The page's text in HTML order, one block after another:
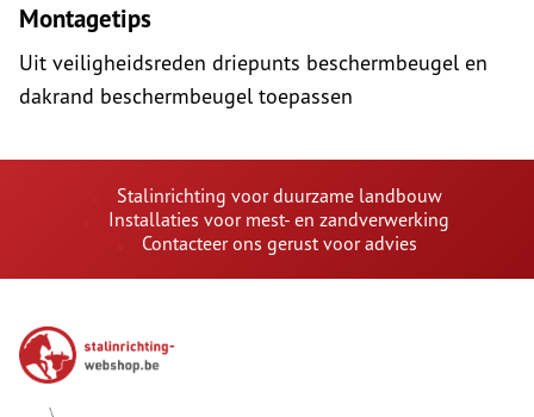
Montagetips
Uit veiligheidsreden driepunts beschermbeugel en
dakrand beschermbeugel toepassen
Stalinrichting voor duurzame landbouw
Installaties voor mest- en zandverwerking
Contacteer ons gerust voor advies